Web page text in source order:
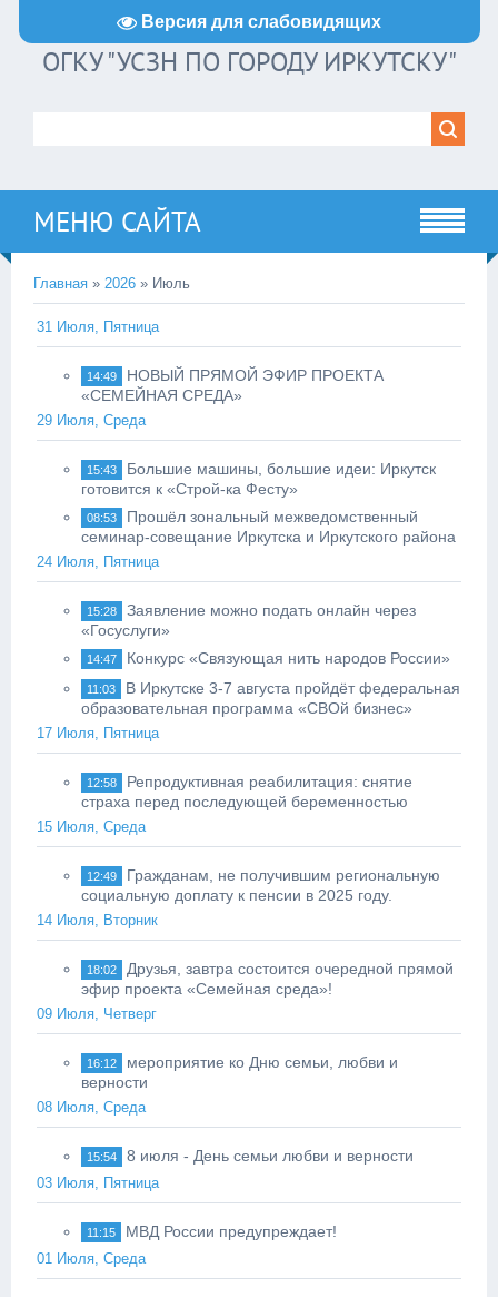
Версия для слабовидящих
ОГКУ "УСЗН ПО ГОРОДУ ИРКУТСКУ"
МЕНЮ САЙТА
Главная » 2026 » Июль
31 Июля, Пятница
14:49
НОВЫЙ ПРЯМОЙ ЭФИР ПРОЕКТА
«СЕМЕЙНАЯ СРЕДА»
29 Июля, Среда
15:43
Большие машины, большие идеи: Иркутск
готовится к «Строй-ка Фесту»
08:53
Прошёл зональный межведомственный
семинар-совещание Иркутска и Иркутского района
24 Июля, Пятница
15:28
Заявление можно подать онлайн через
«Госуслуги»
14:47 Конкурс «Связующая нить народов России»
11:03
В Иркутске 3-7 августа пройдёт федеральная
образовательная программа «СВОй бизнес»
17 Июля, Пятница
12:58
Репродуктивная реабилитация: снятие
страха перед последующей беременностью
15 Июля, Среда
12:49
Гражданам, не получившим региональную
социальную доплату к пенсии в 2025 году.
14 Июля, Вторник
18:02
Друзья, завтра состоится очередной прямой
эфир проекта «Семейная среда»!
09 Июля, Четверг
16:12
мероприятие ко Дню семьи, любви и
верности
08 Июля, Среда
15:54 8 июля - День семьи любви и верности
03 Июля, Пятница
11:15 МВД России предупреждает!
01 Июля, Среда